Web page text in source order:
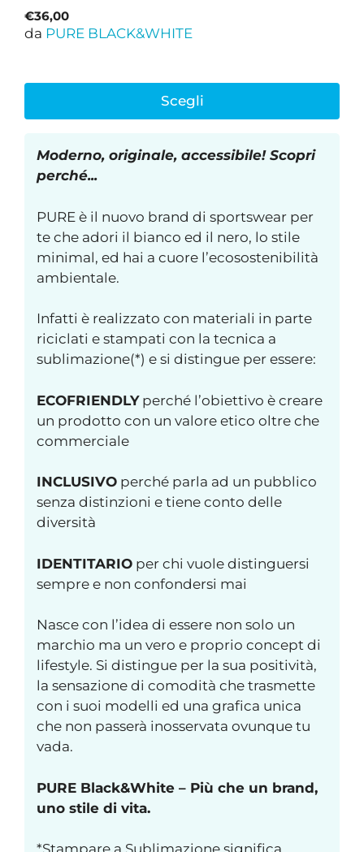
€36,00
da PURE BLACK&WHITE
Scegli
Moderno, originale, accessibile! Scopri
perché...
PURE è il nuovo brand di sportswear per
te che adori il bianco ed il nero, lo stile
minimal, ed hai a cuore l’ecosostenibilità
ambientale.
Infatti è realizzato con materiali in parte
riciclati e stampati con la tecnica a
sublimazione(*) e si distingue per essere:
ECOFRIENDLYperché l’obiettivo è creare
un prodotto con un valore etico oltre che
commerciale
INCLUSIVO perché parla ad un pubblico
senza distinzioni e tiene conto delle
diversità
IDENTITARIO per chi vuole distinguersi
sempre e non confondersi mai
Nasce con l’idea di essere non solo un
marchio ma un vero e proprio concept di
lifestyle. Si distingue per la sua positività,
la sensazione di comodità che trasmette
con i suoi modelli ed una grafica unica
che non passerà inosservata ovunque tu
vada.
PURE Black&White – Più che un brand,
uno stile di vita.